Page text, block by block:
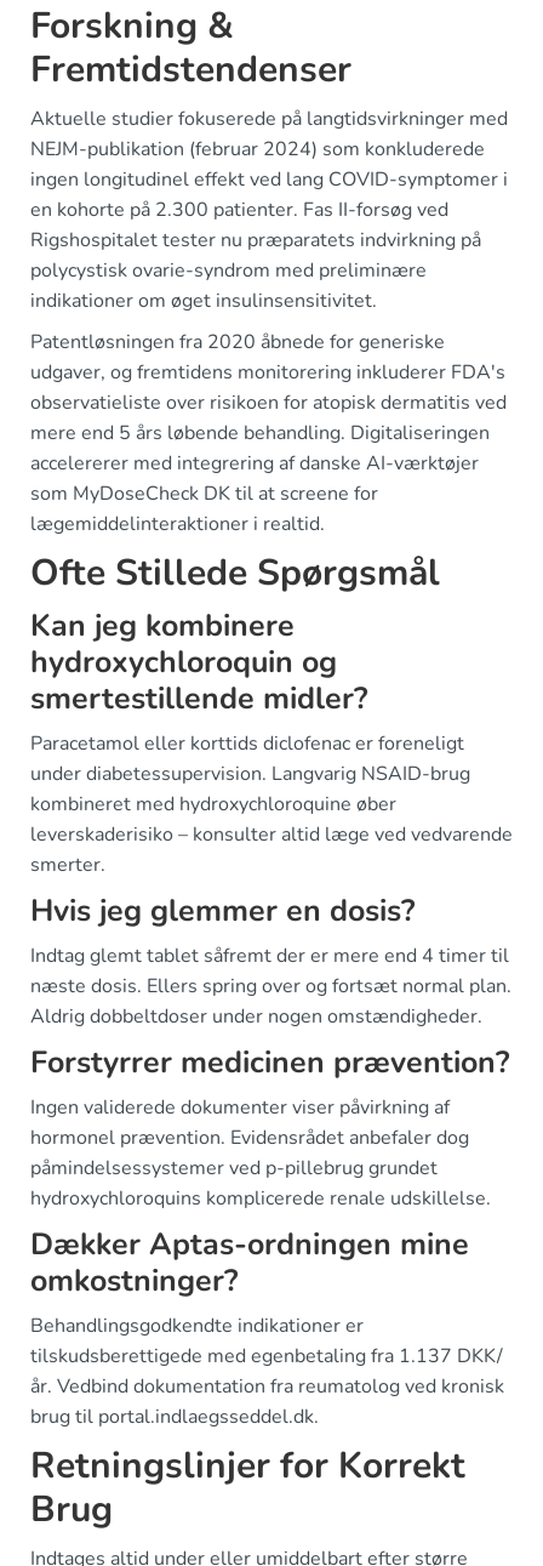
Forskning &
Fremtidstendenser
Aktuelle studier fokuserede på langtidsvirkninger med
NEJM-publikation (februar 2024) som konkluderede
ingen longitudinel effekt ved lang COVID-symptomer i
en kohorte på 2.300 patienter. Fas II-forsøg ved
Rigshospitalet tester nu præparatets indvirkning på
polycystisk ovarie-syndrom med preliminære
indikationer om øget insulinsensitivitet.
Patentløsningen fra 2020 åbnede for generiske
udgaver, og fremtidens monitorering inkluderer FDA's
observatieliste over risikoen for atopisk dermatitis ved
mere end 5 års løbende behandling. Digitaliseringen
accelererer med integrering af danske AI-værktøjer
som MyDoseCheck DK til at screene for
lægemiddelinteraktioner i realtid.
Ofte Stillede Spørgsmål
Kan jeg kombinere
hydroxychloroquin og
smertestillende midler?
Paracetamol eller korttids diclofenac er foreneligt
under diabetessupervision. Langvarig NSAID-brug
kombineret med hydroxychloroquine øber
leverskaderisiko – konsulter altid læge ved vedvarende
smerter.
Hvis jeg glemmer en dosis?
Indtag glemt tablet såfremt der er mere end 4 timer til
næste dosis. Ellers spring over og fortsæt normal plan.
Aldrig dobbeltdoser under nogen omstændigheder.
Forstyrrer medicinen prævention?
Ingen validerede dokumenter viser påvirkning af
hormonel prævention. Evidensrådet anbefaler dog
påmindelsessystemer ved p-pillebrug grundet
hydroxychloroquins komplicerede renale udskillelse.
Dækker Aptas-ordningen mine
omkostninger?
Behandlingsgodkendte indikationer er
tilskudsberettigede med egenbetaling fra 1.137 DKK/
år. Vedbind dokumentation fra reumatolog ved kronisk
brug til portal.indlaegsseddel.dk.
Retningslinjer for Korrekt
Brug
Indtages altid under eller umiddelbart efter større